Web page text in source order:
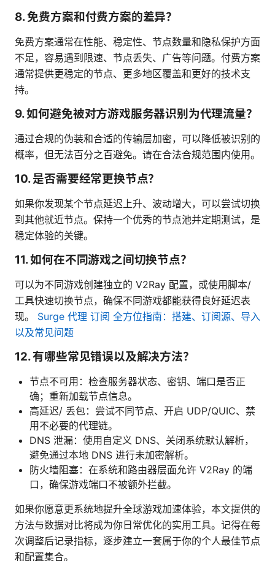
8. 免费方案和付费方案的差异？
免费方案通常在性能、稳定性、节点数量和隐私保护方面
不足，容易遇到限速、节点丢失、广告等问题。付费方案
通常提供更稳定的节点、更多地区覆盖和更好的技术支
持。
9. 如何避免被对方游戏服务器识别为代理流量？
通过合规的伪装和合适的传输层加密，可以降低被识别的
概率，但无法百分之百避免。请在合法合规范围内使用。
10. 是否需要经常更换节点？
如果你发现某个节点延迟上升、波动增大，可以尝试切换
到其他就近节点。保持一个优秀的节点池并定期测试，是
稳定体验的关键。
11. 如何在不同游戏之间切换节点？
可以为不同游戏创建独立的 V2Ray 配置，或使用脚本/
工具快速切换节点，确保不同游戏都能获得良好延迟表
现。 Surge 代理 订阅 全方位指南：搭建、订阅源、导入
以及常见问题
12. 有哪些常见错误以及解决方法？
节点不可用：检查服务器状态、密钥、端口是否正
确；重新加载节点信息。
高延迟/ 丢包：尝试不同节点、开启 UDP/QUIC、禁
用不必要的代理链。
DNS 泄漏：使用自定义 DNS、关闭系统默认解析，
避免通过本地 DNS 进行未加密解析。
防火墙阻塞：在系统和路由器层面允许 V2Ray 的端
口，确保游戏端口不被额外拦截。
如果你愿意更系统地提升全球游戏加速体验，本文提供的
方法与数据对比将成为你日常优化的实用工具。记得在每
次调整后记录指标，逐步建立一套属于你的个人最佳节点
和配置集合。